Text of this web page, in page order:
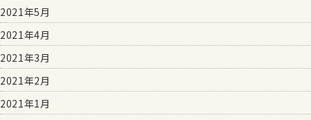
2021年5月
2021年4月
2021年3月
2021年2月
2021年1月